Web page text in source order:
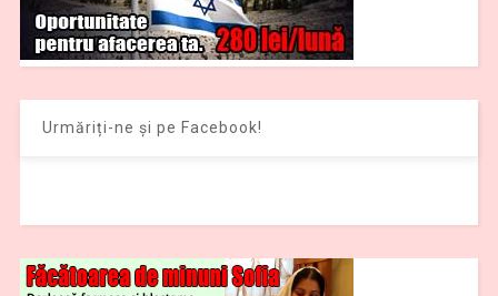
Urmăriți-ne și pe Facebook!